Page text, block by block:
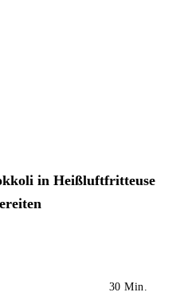
in Heißluftfritteuse
30 Min.